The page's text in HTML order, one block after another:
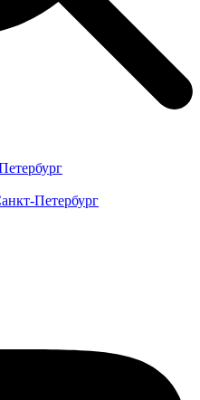
Петербург